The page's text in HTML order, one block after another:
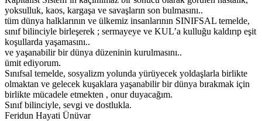
yoksulluk, kaos, kargaşa ve savaşların son bulmasını..
tüm dünya halklarının ve ülkemiz insanlarının SINIFSAL temelde,
sınıf bilinciyle birleşerek ; sermayeye ve KUL’a kulluğu kaldırıp eşit
koşullarda yaşamasını..
ve yaşanabilir bir dünya düzeninin kurulmasını..
ümit ediyorum.
Sınıfsal temelde, sosyalizm yolunda yürüyecek yoldaşlarla birlikte
olmaktan ve gelecek kuşaklara yaşanabilir bir dünya bırakmak için
birlikte mücadele etmekten , onur duyacağım.
Sınıf bilinciyle, sevgi ve dostlukla.
Feridun Hayati Ünüvar